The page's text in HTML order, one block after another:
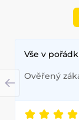
Vše v
Ověřený